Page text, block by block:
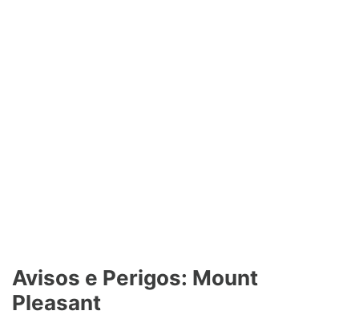
Avisos e Perigos: Mount
Pleasant